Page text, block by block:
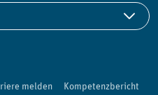
melden Kompetenzbericht